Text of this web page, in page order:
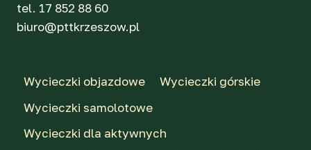
tel. 17 852 88 60
biuro@pttkrzeszow.pl
Wycieczki objazdowe
Wycieczki górskie
Wycieczki samolotowe
Wycieczki dla aktywnych